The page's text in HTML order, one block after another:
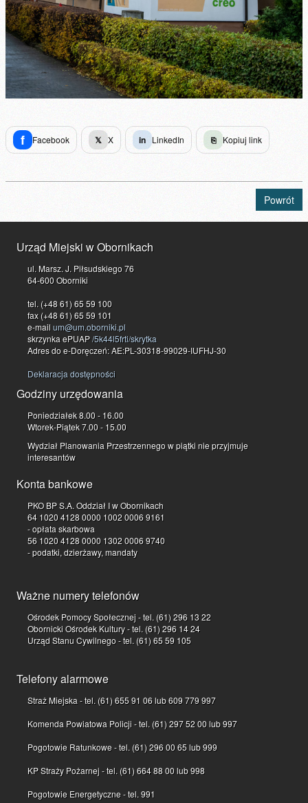
f Facebook 𝕏 X in LinkedIn ⎘ Kopiuj link
Powrót
Urząd Miejski w Obornikach
ul. Marsz. J. Piłsudskiego 76
64-600 Oborniki
tel. (+48 61) 65 59 100
fax (+48 61) 65 59 101
e-mailum@um.oborniki.pl
skrzynka ePUAP/5k44l5frti/skrytka
Adres do e-Doręczeń: AE:PL-30318-99029-IUFHJ-30
Deklaracja dostępności
Godziny urzędowania
Poniedziałek 8.00 - 16.00
Wtorek-Piątek 7.00 - 15.00
Wydział Planowania Przestrzennego w piątki nie przyjmuje
interesantów
Konta bankowe
PKO BP S.A. Oddział I w Obornikach
64 1020 4128 0000 1002 0006 9161
- opłata skarbowa
56 1020 4128 0000 1302 0006 9740
- podatki, dzierżawy, mandaty
Ważne numery telefonów
Ośrodek Pomocy Społecznej - tel. (61) 296 13 22
Obornicki Ośrodek Kultury - tel. (61) 296 14 24
Urząd Stanu Cywilnego - tel. (61) 65 59 105
Telefony alarmowe
Straż Miejska - tel. (61) 655 91 06 lub 609 779 997
Komenda Powiatowa Policji - tel. (61) 297 52 00 lub 997
Pogotowie Ratunkowe - tel. (61) 296 00 65 lub 999
KP Straży Pożarnej - tel. (61) 664 88 00 lub 998
Pogotowie Energetyczne - tel. 991